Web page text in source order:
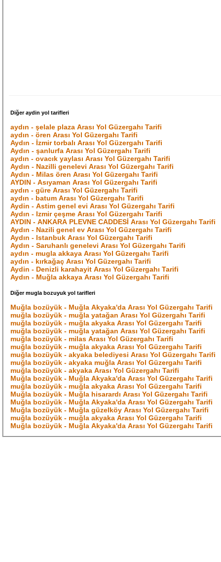
Diğer aydin yol tarifleri
aydın - şelale plaza Arası Yol Güzergahı Tarifi
aydın - ören Arası Yol Güzergahı Tarifi
Aydın - İzmir torbalı Arası Yol Güzergahı Tarifi
Aydın - şanlurfa Arası Yol Güzergahı Tarifi
aydın - ovacık yaylası Arası Yol Güzergahı Tarifi
Aydın - Nazilli genelevi Arası Yol Güzergahı Tarifi
Aydın - Milas ören Arası Yol Güzergahı Tarifi
AYDIN - Asıyaman Arası Yol Güzergahı Tarifi
aydın - güre Arası Yol Güzergahı Tarifi
aydın - batum Arası Yol Güzergahı Tarifi
Aydin - Astim genel evi Arası Yol Güzergahı Tarifi
Aydın - Izmir çeşme Arası Yol Güzergahı Tarifi
AYDIN - ANKARA PLEVNE CADDESİ Arası Yol Güzergahı Tarifi
Aydın - Nazili genel ev Arası Yol Güzergahı Tarifi
Aydın - Istanbuk Arası Yol Güzergahı Tarifi
Aydın - Saruhanlı genelevi Arası Yol Güzergahı Tarifi
aydın - mugla akkaya Arası Yol Güzergahı Tarifi
aydın - kırkağaç Arası Yol Güzergahı Tarifi
Aydin - Denizli karahayit Arası Yol Güzergahı Tarifi
Aydın - Muğla akkaya Arası Yol Güzergahı Tarifi
Diğer mugla bozuyuk yol tarifleri
Muğla bozüyük - Muğla Akyaka'da Arası Yol Güzergahı Tarifi
muğla bozüyük - muğla yatağan Arası Yol Güzergahı Tarifi
muğla bozüyük - muğla akyaka Arası Yol Güzergahı Tarifi
muğla bozüyük - muğla yatağan Arası Yol Güzergahı Tarifi
muğla bozüyük - milas Arası Yol Güzergahı Tarifi
muğla bozüyük - muğla akyaka Arası Yol Güzergahı Tarifi
muğla bozüyük - akyaka belediyesi Arası Yol Güzergahı Tarifi
muğla bozüyük - akyaka muğla Arası Yol Güzergahı Tarifi
muğla bozüyük - akyaka Arası Yol Güzergahı Tarifi
Muğla bozüyük - Muğla Akyaka'da Arası Yol Güzergahı Tarifi
muğla bozüyük - muğla akyaka Arası Yol Güzergahı Tarifi
Muğla bozüyük - Muğla hisarardı Arası Yol Güzergahı Tarifi
Muğla bozüyük - Muğla Akyaka'da Arası Yol Güzergahı Tarifi
Muğla bozüyük - Muğla güzelköy Arası Yol Güzergahı Tarifi
muğla bozüyük - muğla akyaka Arası Yol Güzergahı Tarifi
Muğla bozüyük - Muğla Akyaka'da Arası Yol Güzergahı Tarifi